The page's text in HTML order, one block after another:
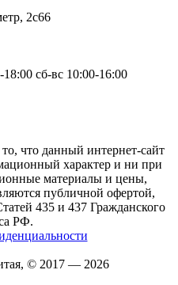
2с66
сб-вс 10:00-16:00
что данный интернет-сайт
характер и ни при
материалы и цены,
публичной офертой,
435 и 437 Гражданского
РФ.
© 2017 — 2026